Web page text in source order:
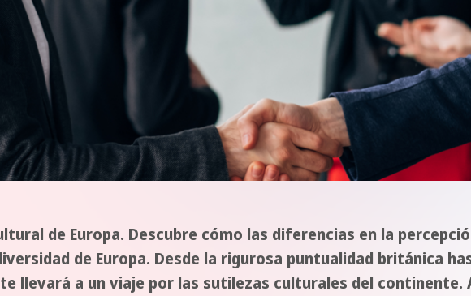
de Europa. Descubre cómo las diferencias en la
de Europa. Desde la rigurosa puntualidad británica
llevará a un viaje por las sutilezas culturales del continente.